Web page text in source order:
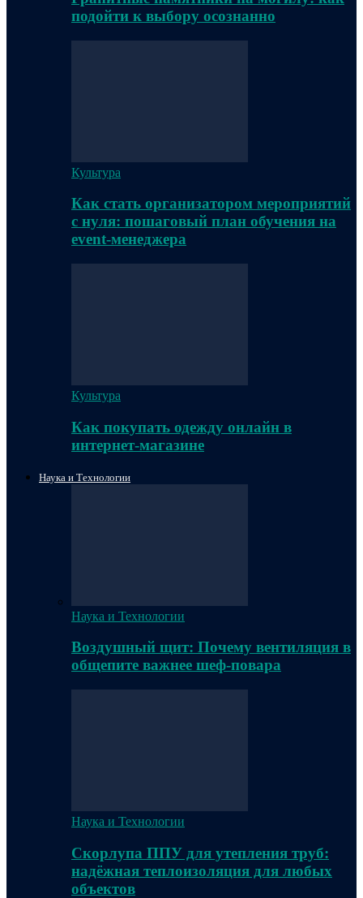
подойти к выбору осознанно
Культура
Как стать организатором мероприятий
с нуля: пошаговый план обучения на
event-менеджера
Культура
Как покупать одежду онлайн в
интернет-магазине
Наука и Технологии
Наука и Технологии
Воздушный щит: Почему вентиляция в
общепите важнее шеф-повара
Наука и Технологии
Скорлупа ППУ для утепления труб:
надёжная теплоизоляция для любых
объектов